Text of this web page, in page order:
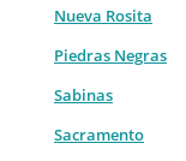
Nueva Rosita
Piedras Negras
Sabinas
Sacramento